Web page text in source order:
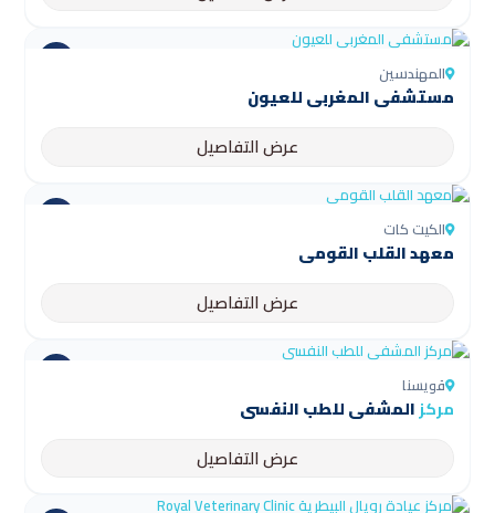
المهندسين
مستشفى المغربي للعيون
عرض التفاصيل
الكيت كات
معهد القلب القومي
عرض التفاصيل
قويسنا
مركزالمشفى للطب النفسي
عرض التفاصيل